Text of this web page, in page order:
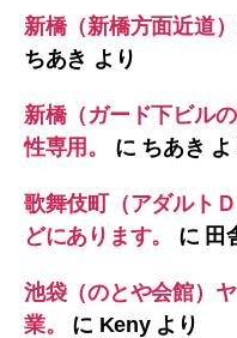
新橋（新橋方面近道
ちあき より
新橋（ガード下ビル
性専用。
に ちあき よ
歌舞伎町（アダルト
どにあります。
に 田
池袋（のとや会館）
業。
に Kenyより